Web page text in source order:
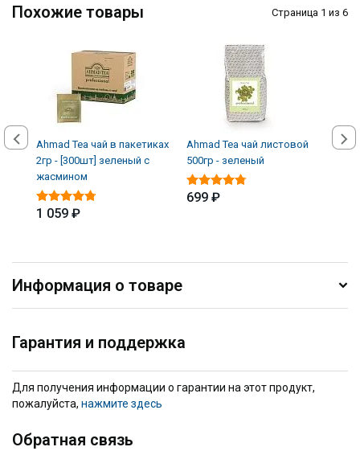
Похожие товары Страница 1 из 6
Ahmad Tea чaй в пакетиках
2гр - [300шт] зеленый с
жасмином
1 059 ₽
Ahmad Tea чай листовой
500гр - зеленый
699 ₽
Информация о товаре
Гарантия и поддержка
Для получения информации о гарантии на этот продукт,
пожалуйста, нажмите здесь
Обратная связь